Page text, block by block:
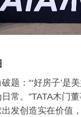
题：“‘好房子’
常。”TATA木门
发创造实在价值